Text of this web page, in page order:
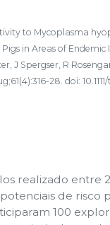
to Mycoplasma
in Areas of Endemic
J Spergser, R
28. doi:
realizado entre
de risco
100